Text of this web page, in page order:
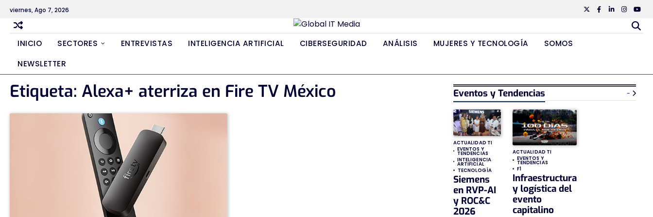
Skip
content
viernes, Ago 7, 2026 TwiiterFacebook
Linkedin
INICIO SECTORES ENTREVISTAS INTELIGENCIA ARTIFICIAL CIBERSEGURIDAD ANÁLISIS MUJERES Y TECNOLOGÍA
SOMOS
NEWSLETTER
Etiqueta: Alexa+ aterriza en Fire TV México Eventos y Tendencias -
ACTUALIDAD TI
EVENTOS Y
TENDENCIAS
INTELIGENCIA
ARTIFICIAL
TECNOLOGÍA
Siemens
en RVP-AI
y ROC&C
2026
ACTUALIDAD TI
EVENTOS Y
TENDENCIAS
F1
Infraestructura
y logística del
evento
capitalino